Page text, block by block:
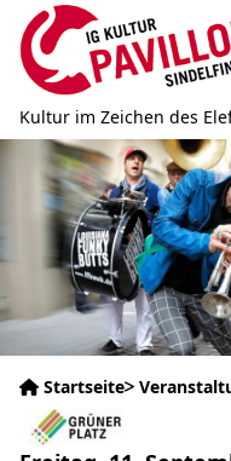
Direkt
zum
Inhalt
Kultur im Zeichen des
Bild
Pfadnavigation
Startseite
Bild